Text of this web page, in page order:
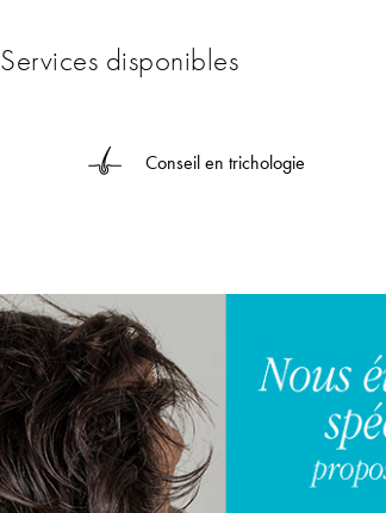
Services disponibles
Conseil en trichologie